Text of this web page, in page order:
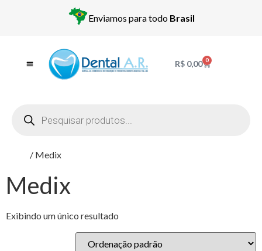
Enviamos para todo Brasil
R$0,00 0
/ Medix
Medix
Exibindo um único resultado